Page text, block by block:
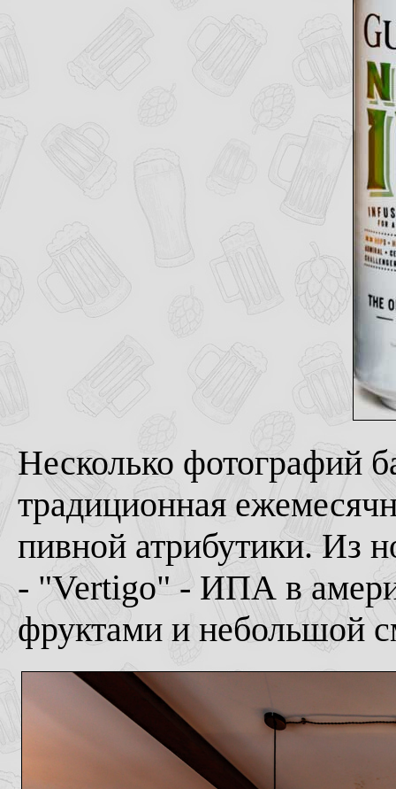
Несколько фотографий
традиционная
пивной атрибутики. Из
- "Vertigo" - ИПА в
фруктами и небольшой